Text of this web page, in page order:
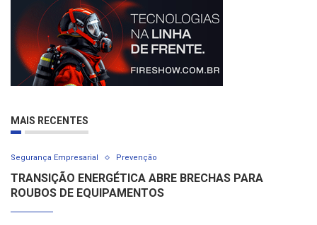
MAIS RECENTES
Segurança Empresarial Prevenção
TRANSIÇÃO ENERGÉTICA ABRE BRECHAS PARA
ROUBOS DE EQUIPAMENTOS